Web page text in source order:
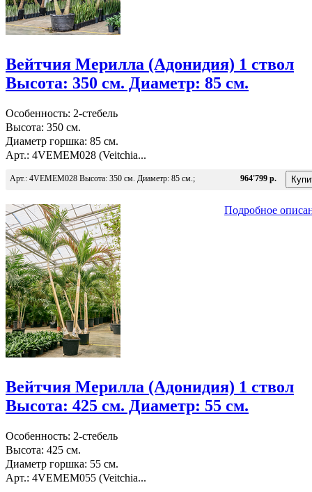
Вейтчия Мерилла (Адонидия) 1 ствол
Высота: 350 см. Диаметр: 85 см.
Особенность: 2-стебель
Высота: 350 см.
Диаметр горшка: 85 см.
Арт.: 4VEMEM028 (Veitchia...
Арт.: 4VEMEM028 Высота: 350 см. Диаметр: 85 см.; 964'799 р.
Подробное
Вейтчия Мерилла (Адонидия) 1 ствол
Высота: 425 см. Диаметр: 55 см.
Особенность: 2-стебель
Высота: 425 см.
Диаметр горшка: 55 см.
Арт.: 4VEMEM055 (Veitchia...